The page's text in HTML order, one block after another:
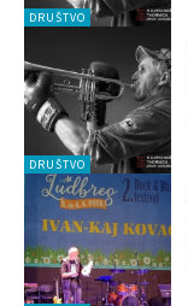
DRUŠTVO
DRUŠTVO